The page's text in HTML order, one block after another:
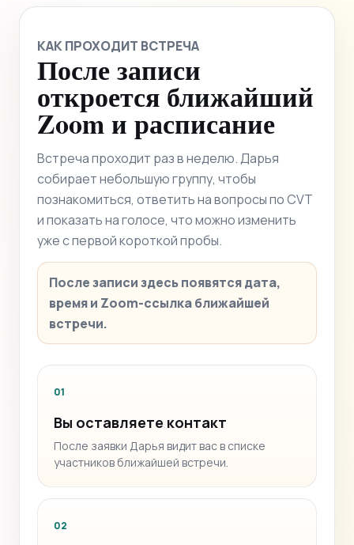
КАК ПРОХОДИТ ВСТРЕЧА
После записи
откроется ближайший
Zoom и расписание
Встреча проходит раз в неделю. Дарья
собирает небольшую группу, чтобы
познакомиться, ответить на вопросы по CVT
и показать на голосе, что можно изменить
уже с первой короткой пробы.
После записи здесь появятся дата,
время и Zoom-ссылка ближайшей
встречи.
01
Вы оставляете контакт
После заявки Дарья видит вас в списке
участников ближайшей встречи.
02